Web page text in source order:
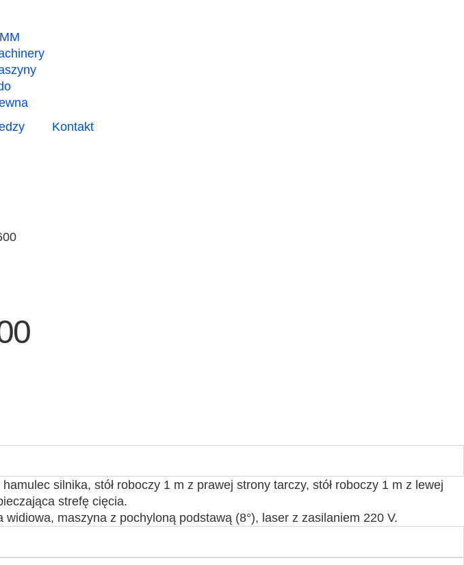
Kontakt
silnika, stół roboczy 1 m z prawej strony tarczy, stół roboczy 1 m z lewej
strefę cięcia.
maszyna z pochyloną podstawą (8°), laser z zasilaniem 220 V.